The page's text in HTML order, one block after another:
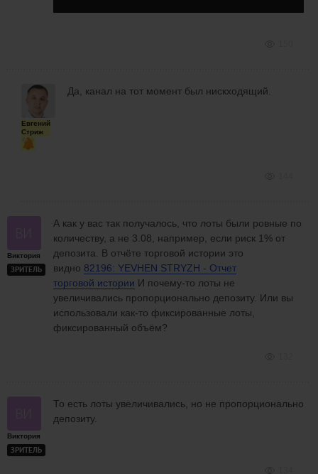
Евгений
Стриж
Да, канал на тот момент был нискходящий.
Виктория
ЗРИТЕЛЬ
А как у вас так получалось, что лоты были ровные по
количеству, а не 3.08, например, если риск 1% от
депозита. В отчёте торговой истории это
видно 82196: YEVHEN STRYZH - Отчет
торговой истории И почему-то лоты не
увеличивались пропорционально депозиту. Или вы
использовали как-то фиксированные лоты,
фиксированный объём?
Виктория
ЗРИТЕЛЬ
То есть лоты увеличивались, но не пропорционально
депозиту.